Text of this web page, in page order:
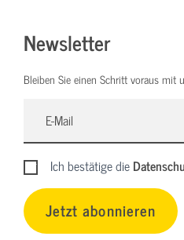
Newsletter
Bleiben Sie einen Schritt voraus mit
Ich bestätige die
Jetzt abonnieren